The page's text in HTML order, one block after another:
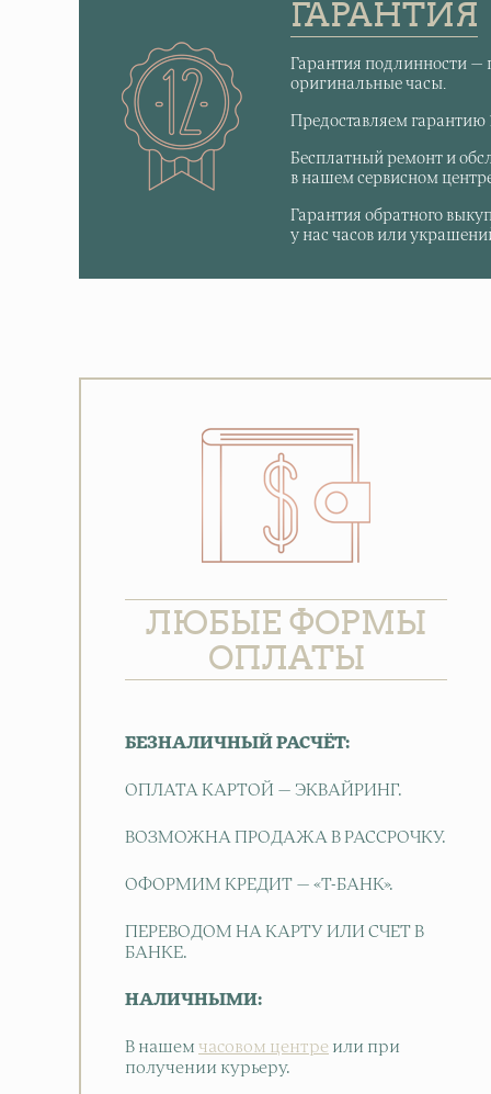
ГАРАНТИЯ
Гарантия подлинности —
оригинальные часы.
Предоставляем гарантию
Бесплатный ремонт и
в нашем сервисном
Гарантия обратного
у нас часов или
ЛЮБЫЕ ФОРМЫ
ОПЛАТЫ
БЕЗНАЛИЧНЫЙ РАСЧЁТ:
ОПЛАТА КАРТОЙ — ЭКВАЙРИНГ.
ВОЗМОЖНА ПРОДАЖА В РАССРОЧКУ.
ОФОРМИМ КРЕДИТ — «Т-БАНК».
ПЕРЕВОДОМ НА КАРТУ ИЛИ СЧЕТ В
БАНКЕ.
НАЛИЧНЫМИ:
В нашем часовом центре или при
получении курьеру.